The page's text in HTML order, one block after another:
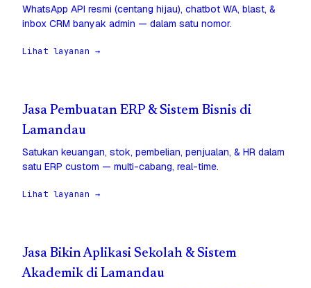
WhatsApp API resmi (centang hijau), chatbot WA, blast, &
inbox CRM banyak admin — dalam satu nomor.
Lihat layanan →
Jasa Pembuatan ERP & Sistem Bisnis di
Lamandau
Satukan keuangan, stok, pembelian, penjualan, & HR dalam
satu ERP custom — multi-cabang, real-time.
Lihat layanan →
Jasa Bikin Aplikasi Sekolah & Sistem
Akademik di Lamandau